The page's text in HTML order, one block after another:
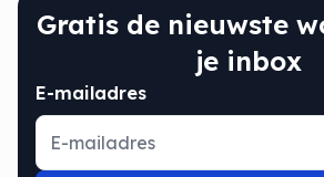
Gratis de nieuwste
je inbox
E-mailadres